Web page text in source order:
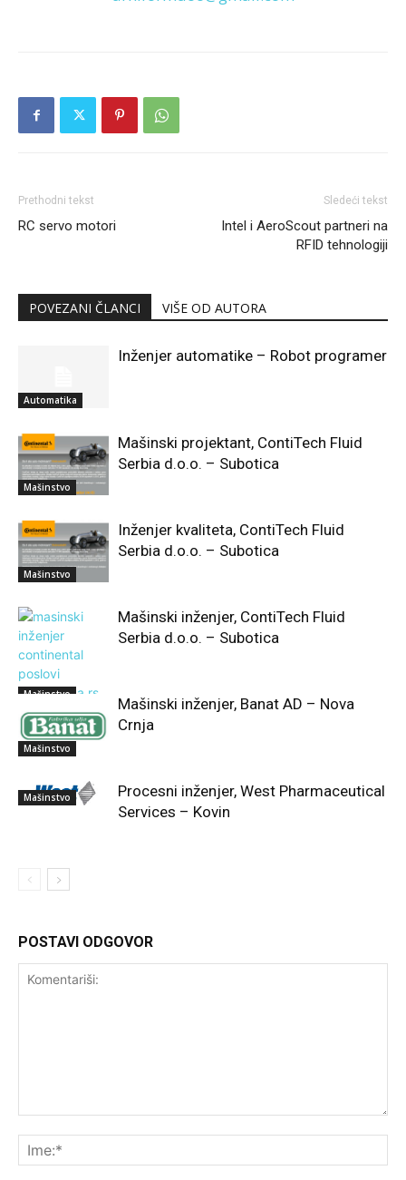
Prethodni tekst
RC servo motori
Sledeći tekst
Intel i AeroScout partneri na
RFID tehnologiji
POVEZANI ČLANCI VIŠE OD AUTORA
Automatika
Inženjer automatike – Robot programer
Mašinstvo
Mašinski projektant, ContiTech Fluid
Serbia d.o.o. – Subotica
Mašinstvo
Inženjer kvaliteta, ContiTech Fluid
Serbia d.o.o. – Subotica
Mašinstvo
Mašinski inženjer, ContiTech Fluid
Serbia d.o.o. – Subotica
Mašinstvo
Mašinski inženjer, Banat AD – Nova
Crnja
Mašinstvo
Procesni inženjer, West Pharmaceutical
Services – Kovin
POSTAVI ODGOVOR